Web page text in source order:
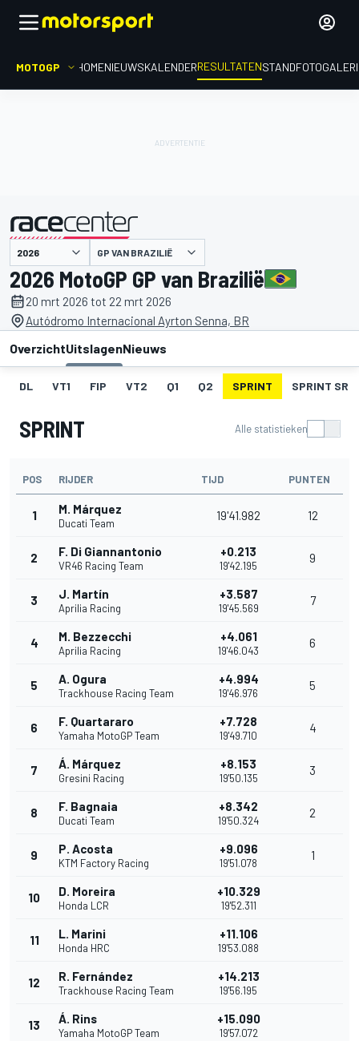
MOTOGP HOMENIEUWSKALENDERRESULTATENSTAND
gepresenteerd door GP VAN BRAZILIË
2026 MotoGP GP van Brazilië
20 mrt 2026 tot 22 mrt 2026
Autódromo Internacional Ayrton Senna, BR
OverzichtUitslagenNieuws
DL VT1 FIP VT2 Q1 Q2 SPRINT SPRINT SR
SPRINT Alle statistieken
POS RIJDER TIJD PUNTEN
1 M. Márquez
Ducati Team
19'41.982 12
2 F. Di Giannantonio
VR46 Racing Team
+0.213
19'42.195
9
3 J. Martín
Aprilia Racing
+3.587
19'45.569
7
4 M. Bezzecchi
Aprilia Racing
+4.061
19'46.043
6
5 A. Ogura
Trackhouse Racing Team
+4.994
19'46.976
5
6 F. Quartararo
Yamaha MotoGP Team
+7.728
19'49.710
4
7 Á. Márquez
Gresini Racing
+8.153
19'50.135
3
8 F. Bagnaia
Ducati Team
+8.342
19'50.324
2
9 P. Acosta
KTM Factory Racing
+9.096
19'51.078
1
10 D. Moreira
Honda LCR
+10.329
19'52.311
11 L. Marini
Honda HRC
+11.106
19'53.088
12 R. Fernández
Trackhouse Racing Team
+14.213
19'56.195
13 Á. Rins
Yamaha MotoGP Team
+15.090
19'57.072